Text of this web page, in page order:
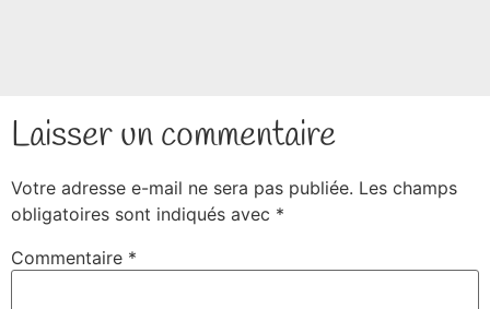
Laisser un commentaire
Votre adresse e-mail ne sera pas publiée. Les champs
obligatoires sont indiqués avec *
Commentaire *